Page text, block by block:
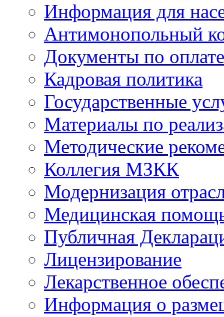
Информация для
Антимонопольный
Документы по
Кадровая политика
Государственные
Материалы по
Методические
Коллегия МЗКК
Модернизация
Медицинская
Публичная
Лицензирование
Лекарственное
Информация о